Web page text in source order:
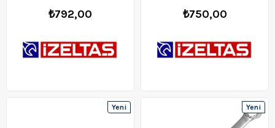
₺792,00 ₺750,00
Yeni
Yeni
Ürün